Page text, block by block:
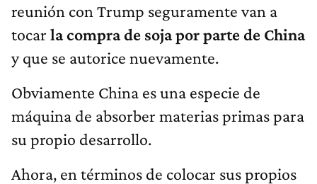
reunión con Trump seguramente van a
tocar la compra de soja por parte de China
y que se autorice nuevamente.
Obviamente China es una especie de
máquina de absorber materias primas para
su propio desarrollo.
Ahora, en términos de colocar sus propios